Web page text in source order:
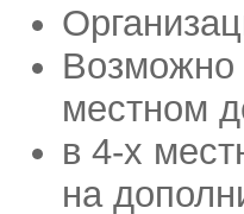
Возможно
местном
в 4-х
на